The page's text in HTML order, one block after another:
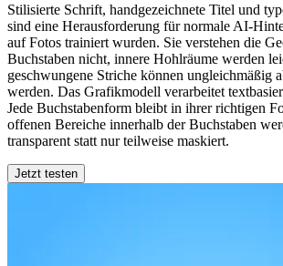
Stilisierte Schrift, handgezeichnete Titel und
sind eine Herausforderung für normale AI-
auf Fotos trainiert wurden. Sie verstehen die
Buchstaben nicht, innere Hohlräume werden
geschwungene Striche können ungleichmäßig
werden. Das Grafikmodell verarbeitet
Jede Buchstabenform bleibt in ihrer richtigen
offenen Bereiche innerhalb der Buchstaben
transparent statt nur teilweise maskiert.
Jetzt testen